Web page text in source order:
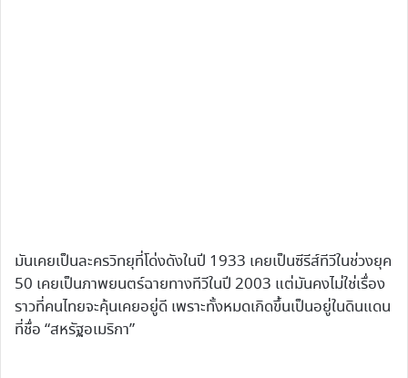
มันเคยเป็นละครวิทยุที่โด่งดังในปี 1933 เคยเป็นซีรีส์ทีวีในช่วงยุค
50 เคยเป็นภาพยนตร์ฉายทางทีวีในปี 2003 แต่มันคงไม่ใช่เรื่อง
ราวที่คนไทยจะคุ้นเคยอยู่ดี เพราะทั้งหมดเกิดขึ้นเป็นอยู่ในดินแดน
ที่ชื่อ “สหรัฐอเมริกา”